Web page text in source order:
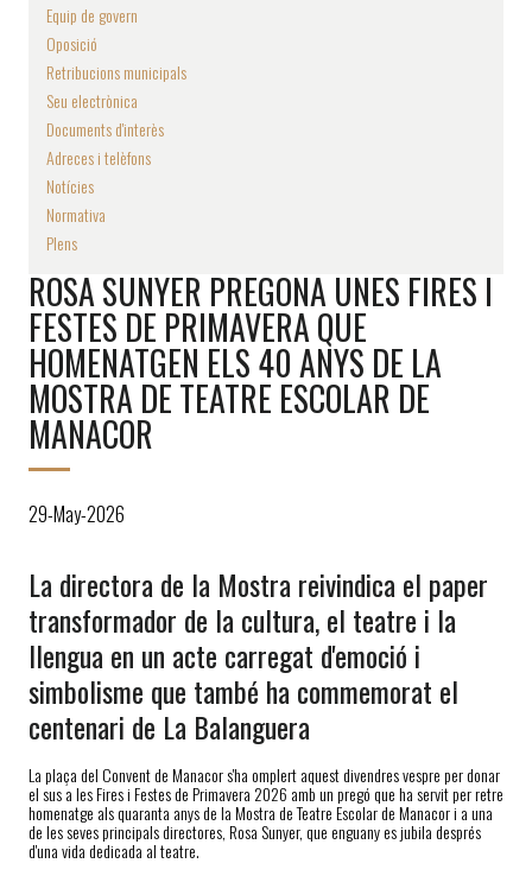
Equip de govern
Oposició
Retribucions municipals
Seu electrònica
Documents d'interès
Adreces i telèfons
Notícies
Normativa
Plens
ROSA SUNYER PREGONA UNES FIRES I
FESTES DE PRIMAVERA QUE
HOMENATGEN ELS 40 ANYS DE LA
MOSTRA DE TEATRE ESCOLAR DE
MANACOR
29-May-2026
La directora de la Mostra reivindica el paper
transformador de la cultura, el teatre i la
llengua en un acte carregat d'emoció i
simbolisme que també ha commemorat el
centenari de La Balanguera
La plaça del Convent de Manacor s'ha omplert aquest divendres vespre per donar
el sus a les Fires i Festes de Primavera 2026 amb un pregó que ha servit per retre
homenatge als quaranta anys de la Mostra de Teatre Escolar de Manacor i a una
de les seves principals directores, Rosa Sunyer, que enguany es jubila després
d'una vida dedicada al teatre.